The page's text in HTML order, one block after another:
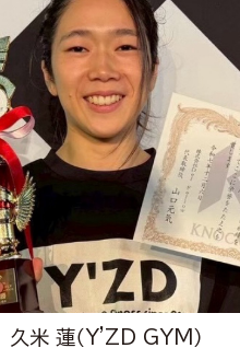
久米 蓮（Y'ZD GYM）